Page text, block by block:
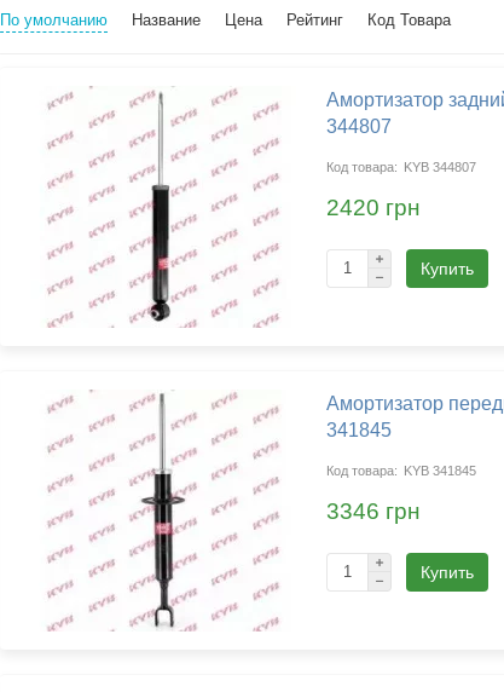
По умолчанию Название Цена Рейтинг Код Товара
Амортизатор
344807
KYB 344807
2420 грн
Купить
Амортизатор
341845
KYB 341845
3346 грн
Купить